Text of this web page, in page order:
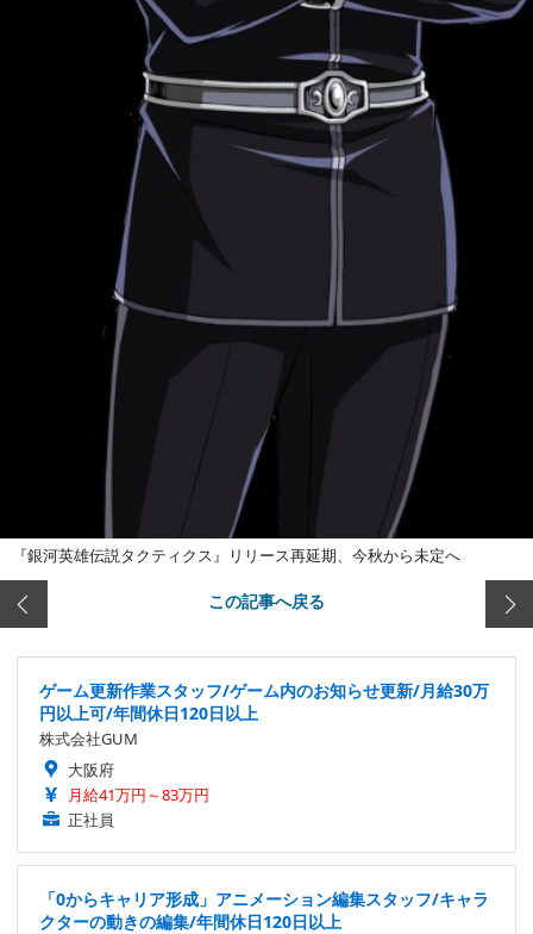
『銀河英雄伝説タクティクス』リリース再延期、今秋から未定へ
この記事へ戻る
ゲーム更新作業スタッフ/ゲーム内のお知らせ更新/月給30万
円以上可/年間休日120日以上
株式会社GUM
大阪府
月給41万円～83万円
正社員
「0からキャリア形成」アニメーション編集スタッフ/キャラ
クターの動きの編集/年間休日120日以上